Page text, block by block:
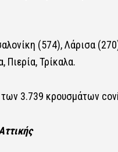
(574), Λάρισα
Πιερία, Τρίκαλα.
3.739 κρουσμάτων